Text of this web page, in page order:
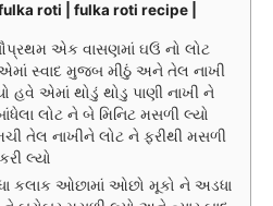
roti | fulka roti recipe |
એક વાસણમાં ઘઉં નો લોટ
એમાં સ્વાદ મુજબ મીઠું અને તેલ નાખી
હવે એમાં થોડું થોડુ પાણી નાખી ને
લોટ ને બે મિનિટ મસળી લ્યો
તેલ નાખીને લોટ ને ફરીથી મસળી
લ્યો
કલાક ઓછામાં ઓછો મૂકો ને અડધા